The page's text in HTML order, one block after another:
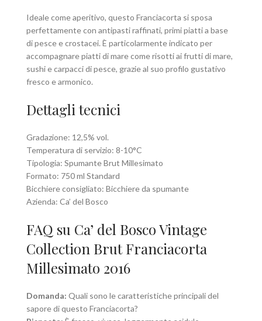
Ideale come aperitivo, questo Franciacorta si sposa
perfettamente con antipasti raffinati, primi piatti a base
di pesce e crostacei. È particolarmente indicato per
accompagnare piatti di mare come risotti ai frutti di mare,
sushi e carpacci di pesce, grazie al suo profilo gustativo
fresco e armonico.
Dettagli tecnici
Gradazione: 12,5% vol.
Temperatura di servizio: 8-10°C
Tipologia: Spumante Brut Millesimato
Formato: 750 ml Standard
Bicchiere consigliato: Bicchiere da spumante
Azienda: Ca’ del Bosco
FAQ su Ca’ del Bosco Vintage
Collection Brut Franciacorta
Millesimato 2016
Domanda: Quali sono le caratteristiche principali del
sapore di questo Franciacorta?